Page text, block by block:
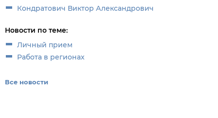
Кондратович Виктор Александрович
Новости по теме:
Личный прием
Работа в регионах
Все новости